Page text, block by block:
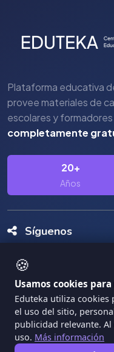
🍪
Usamos cookies
Eduteka utiliza cookies
el uso del sitio,
publicidad relevante.
uso. Más información
Plataforma educativa
provee materiales de
escolares y
completamente
20+
Años
Síguenos
Copyright Eduteka
Términos